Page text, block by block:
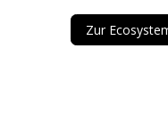
Zur